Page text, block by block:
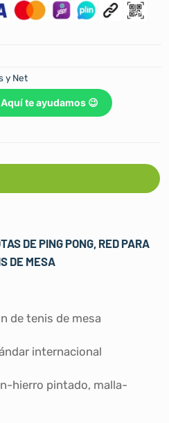
y Net
te ayudamos 😉
DE PING PONG, RED PARA
DE MESA
de tenis de mesa
internacional
hierro pintado, malla-